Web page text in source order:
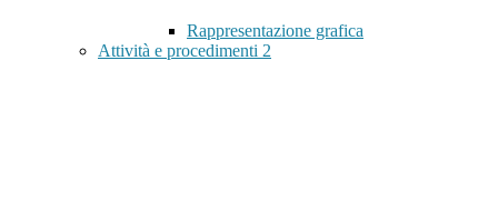
Rappresentazione grafica
Attività e procedimenti 2